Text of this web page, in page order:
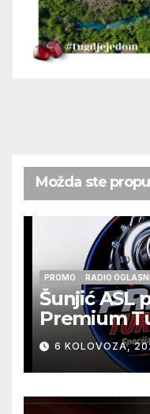
Možda ste
PROMO RADIO
Šunjić ASL
Premium
na jednoj
6 KOLOVOZA,